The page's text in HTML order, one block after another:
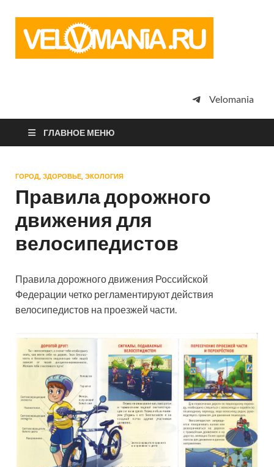
просто
Velomania
ГЛАВНОЕ МЕНЮ
ГОРОД, ЗДОРОВЬЕ, ЭКОЛОГИЯ
Правила дорожного
движения для
велосипедистов
Правила дорожного движения Российской
Федерации четко регламентируют действия
велосипедистов на проезжей части.